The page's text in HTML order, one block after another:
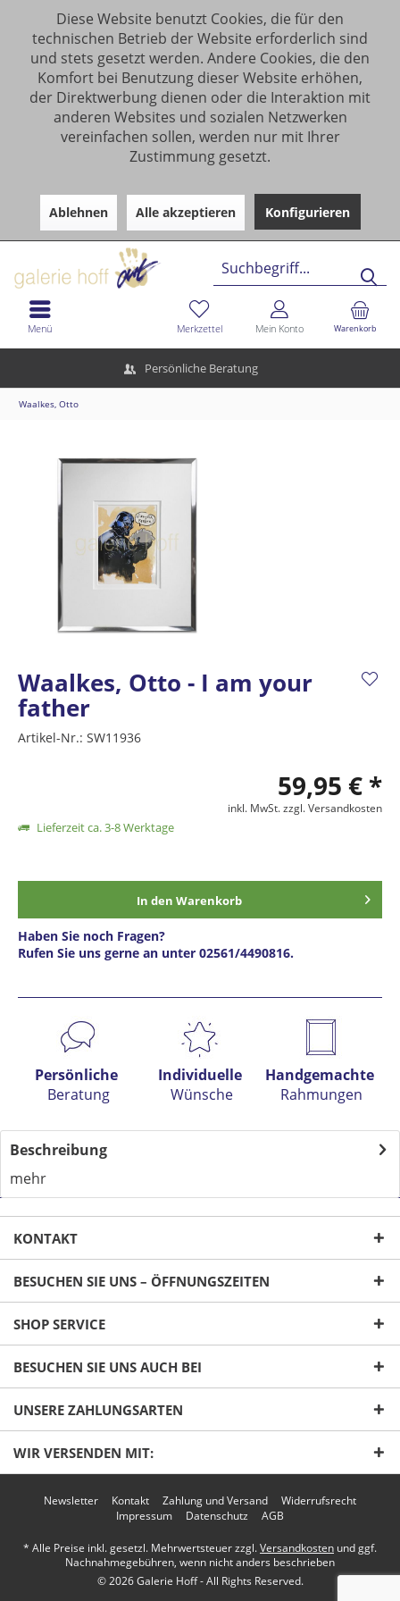
Diese Website benutzt Cookies, die für den
technischen Betrieb der Website erforderlich sind
und stets gesetzt werden. Andere Cookies, die den
Komfort bei Benutzung dieser Website erhöhen,
der Direktwerbung dienen oder die Interaktion mit
anderen Websites und sozialen Netzwerken
vereinfachen sollen, werden nur mit Ihrer
Zustimmung gesetzt.
Ablehnen Alle akzeptieren Konfigurieren
Persönliche Beratung
Warenkorb
Merkzettel Mein Konto
Menü
Waalkes, Otto
Waalkes, Otto - I am your
father
Artikel-Nr.: SW11936
59,95 € *
inkl. MwSt.zzgl. Versandkosten
Lieferzeit ca. 3-8 Werktage
In den Warenkorb
Haben Sie noch Fragen?
Rufen Sie uns gerne an unter 02561/4490816.
Preis anfragen
Ich habe dieDatenschutzerklärunggelesen,
verstanden und stimme zu. *
Senden
Persönliche
Beratung
Individuelle
Wünsche
Handgemachte
Rahmungen
Beschreibung
mehr
KONTAKT
BESUCHEN SIE UNS – ÖFFNUNGSZEITEN
SHOP SERVICE
BESUCHEN SIE UNS AUCH BEI
UNSERE ZAHLUNGSARTEN
WIR VERSENDEN MIT:
Newsletter Kontakt Zahlung und Versand
Widerrufsrecht
Impressum
Datenschutz AGB
* Alle Preise inkl. gesetzl. Mehrwertsteuer zzgl.Versandkosten und ggf.
Nachnahmegebühren, wenn nicht anders beschrieben
© 2026 Galerie Hoff - All Rights Reserved.